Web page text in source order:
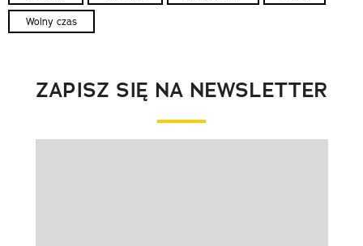
Wolny czas
ZAPISZ SIĘ NA NEWSLETTER